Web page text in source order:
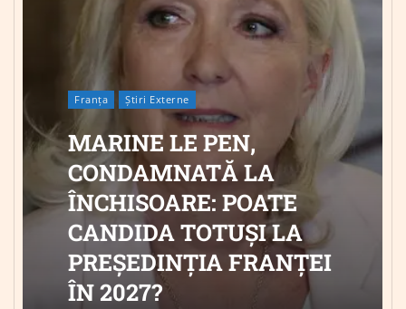
Franța Știri Externe
MARINE LE PEN,
CONDAMNATĂ LA
ÎNCHISOARE: POATE
CANDIDA TOTUȘI LA
PREȘEDINȚIA FRANȚEI
ÎN 2027?